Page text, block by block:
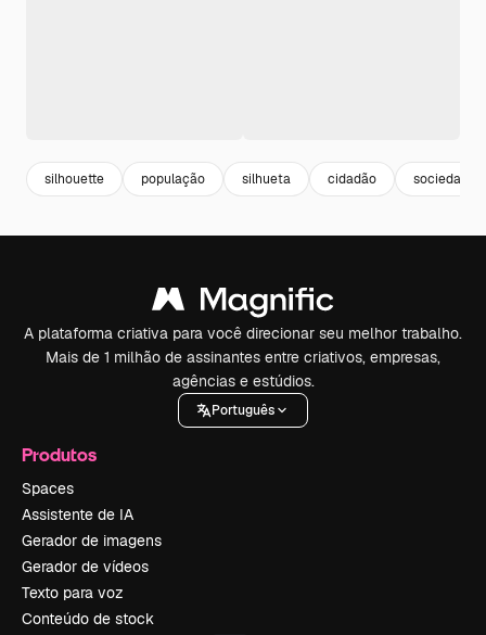
silhouette população silhueta cidadão sociedade
A plataforma criativa para você direcionar seu melhor trabalho.
Mais de 1 milhão de assinantes entre criativos, empresas,
agências e estúdios.
Português
Produtos
Spaces
Assistente de IA
Gerador de imagens
Gerador de vídeos
Texto para voz
Conteúdo de stock